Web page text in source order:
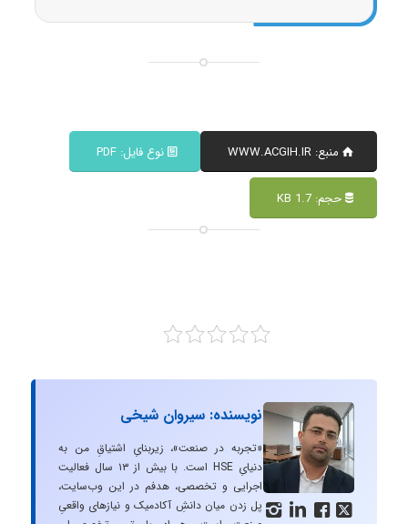
منبع: WWW.ACGIH.IR نوع فایل: PDF
حجم: 1.7 KB
   
نویسنده: سیروان شیخی
«تجربه در صنعت»، زیربنایِ اشتیاقِ من به
دنیایِ HSE است. با بیش از ۱۳ سال فعالیت
اجرایی و تخصصی، هدفم در این وب‌سایت،
پل زدن میان دانشِ آکادمیک و نیازهای واقعیِ